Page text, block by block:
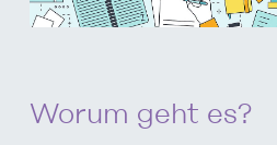
Worum geht es?